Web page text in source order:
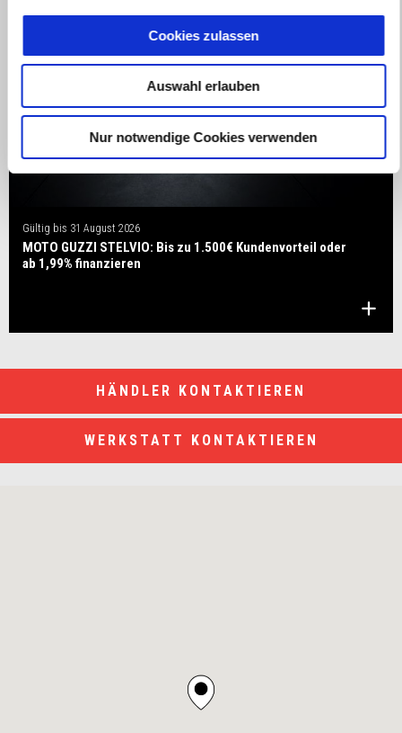
Cookies zulassen
Auswahl erlauben
Nur notwendige Cookies verwenden
Gültig bis 31 August 2026
MOTO GUZZI STELVIO: Bis zu 1.500€ Kundenvorteil oder
ab 1,99% finanzieren
HÄNDLER KONTAKTIEREN
WERKSTATT KONTAKTIEREN